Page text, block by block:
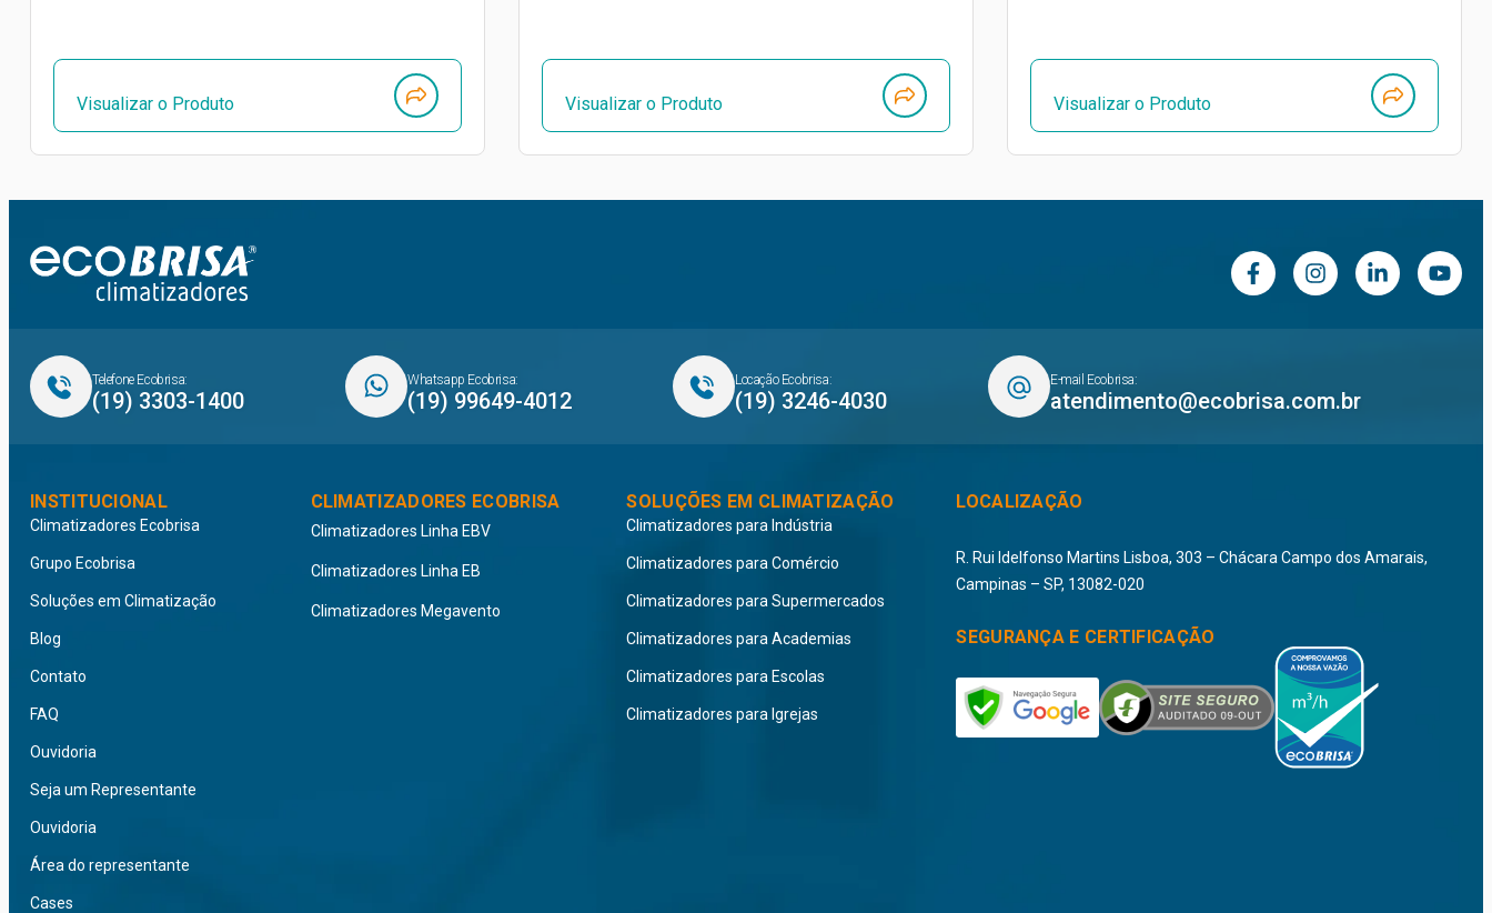
Visualizar o Produto Visualizar o Produto Visualizar o Produto
Telefone Ecobrisa:
(19) 3303-1400
Whatsapp Ecobrisa:
(19) 99649-4012
Locação Ecobrisa:
(19) 3246-4030
E-mail Ecobrisa:
atendimento@ecobrisa.com.br
INSTITUCIONAL
Climatizadores Ecobrisa
Grupo Ecobrisa
Soluções em Climatização
Blog
Contato
FAQ
Ouvidoria
Seja um Representante
Ouvidoria
Área do representante
Cases
CLIMATIZADORES ECOBRISA
Climatizadores Linha EBV
Climatizadores Linha EB
Climatizadores Megavento
SOLUÇÕES EM CLIMATIZAÇÃO
Climatizadores para Indústria
Climatizadores para Comércio
Climatizadores para Supermercados
Climatizadores para Academias
Climatizadores para Escolas
Climatizadores para Igrejas
LOCALIZAÇÃO
R. Rui Idelfonso Martins Lisboa, 303 – Chácara Campo dos Amarais,
Campinas – SP, 13082-020
SEGURANÇA E CERTIFICAÇÃO